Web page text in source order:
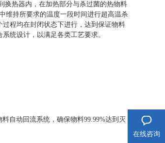
换热器内，在加热部分与杀过菌的热物料
维持所要求的温度一段时间进行超高温杀
程均在封闭状态下进行，达到保证物料
统设计，以满足各类工艺要求。
自动回流系统，确保物料99.99%达到灭
在线咨询